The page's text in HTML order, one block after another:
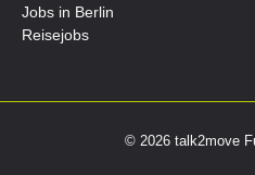
Jobs in Berlin
Reisejobs
© 2026 talk2move